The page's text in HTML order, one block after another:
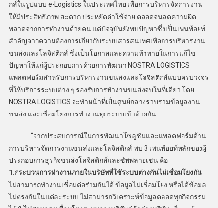
กส์ในรูปแบบ e-Logistics ในประเทศไทย เพื่อการบริหารจัดการงาน
ให้มีประสิทธิภาพ สะดวก ประหยัดค่าใช้จ่าย ตลอดจนลดความผิด
พลาดจากการทำงานด้วยคน แต่ปัจจุบันยังพบปัญหาซึ่งเป็นเพนพ้อยท์
สำคัญจากความต้องการเกี่ยวกับระบบสารสนเทศเพื่อการบริหารงาน
ขนส่งและโลจิสติกส์ ซึ่งเป็นโอกาสและความท้าทายในการแก้ไข
ปัญหาให้แก่ผู้ประกอบการด้วยการพัฒนา NOSTRA LOGISTICS
แพลตฟอร์มสำหรับการบริหารงานขนส่งและโลจิสติกส์แบบครบวงจร
ที่ให้บริการระบบต่าง ๆ รองรับการทำงานขนส่งจบในที่เดียว โดย
NOSTRA LOGISTICS จะทำหน้าที่เป็นศูนย์กลางรวบรวมข้อมูลงาน
ขนส่ง และเชื่อมโยงการทำงานทุกระบบเข้าด้วยกัน
“จากประสบการณ์ในการพัฒนาโซลูชันและแพลตฟอร์มด้าน
การบริหารจัดการงานขนส่งและโลจิสติกส์ พบ 3 เพนพ้อยท์หลักของผู้
ประกอบการธุรกิจขนส่งโลจิสติกส์และซัพพลายเชน คือ
1.กระบวนการทำงานภายในบริษัทที่ใช้ระบบต่างกันไม่เชื่อมโยงกัน
ไม่สามารถทำงานเชื่อมต่อร่วมกันได้ ข้อมูลไม่เชื่อมโยง หรือได้ข้อมูล
ไม่ตรงกันในแต่ละระบบ ไม่สามารถวิเคราะห์ข้อมูลตลอดทุกกิจกรรม